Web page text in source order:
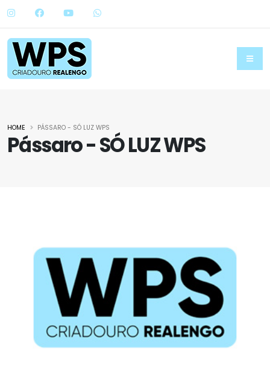
Pássaro - SÓ LUZ WPS
HOME PÁSSARO - SÓ LUZ WPS